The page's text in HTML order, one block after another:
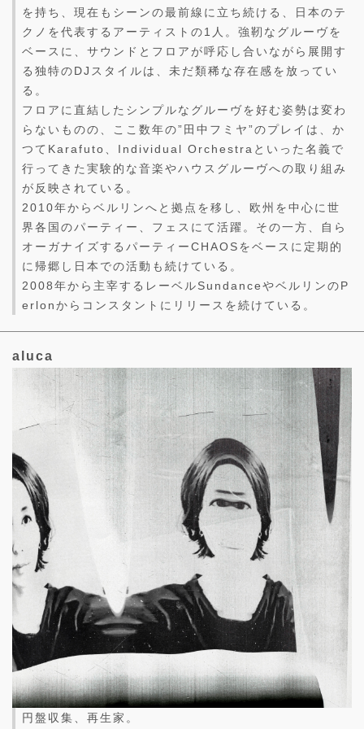
を持ち、現在もシーンの最前線に立ち続ける、日本のテ
クノを代表するアーティストの1人。強靭なグルーヴを
ベースに、サウンドとフロアが呼応し合いながら展開す
る独特のDJスタイルは、未だ類稀な存在感を放ってい
る。
フロアに直結したシンプルなグルーヴを好む姿勢は変わ
らないものの、ここ数年の”田中フミヤ”のプレイは、か
つてKarafuto、Individual Orchestraといった名義で
行ってきた実験的な音楽やハウスグルーヴへの取り組み
が反映されている。
2010年からベルリンへと拠点を移し、欧州を中心に世
界各国のパーティー、フェスにて活躍。その一方、自ら
オーガナイズするパーティーCHAOSをベースに定期的
に帰郷し日本での活動も続けている。
2008年から主宰するレーベルSundanceやベルリンのP
erlonからコンスタントにリリースを続けている。
aluca
円盤収集、再生家。